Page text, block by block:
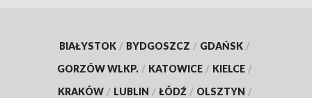
BIAŁYSTOK / BYDGOSZCZ / GDAŃSK /
GORZÓW WLKP. / KATOWICE / KIELCE /
KRAKÓW / LUBLIN / ŁÓDŹ / OLSZTYN /